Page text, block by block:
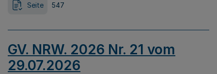
Seite 547
GV. NRW. 2026 Nr. 21 vom
29.07.2026